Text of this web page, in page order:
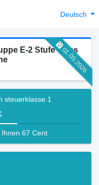
Deutsch
01.05.2026
E-2 Stufe 6 des
steuerklasse 1
67 Cent